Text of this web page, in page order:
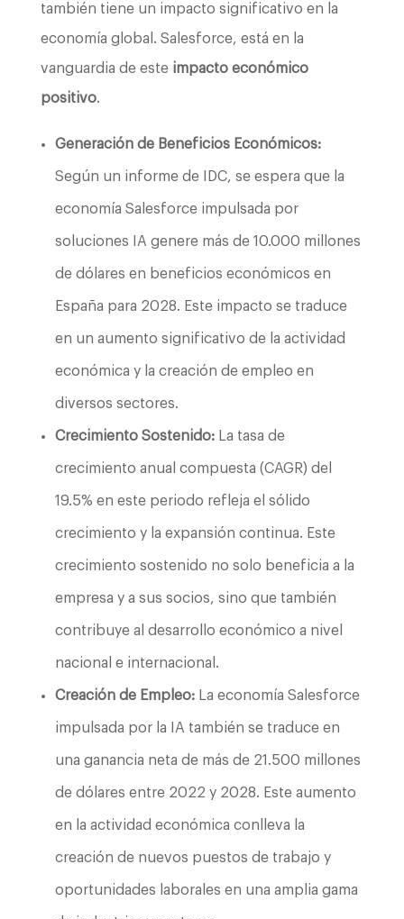
también tiene un impacto significativo en la
economía global. Salesforce, está en la
vanguardia de esteimpacto económico
positivo.
Generación de Beneficios Económicos:
Según un informe de IDC, se espera que la
economía Salesforce impulsada por
soluciones IA genere más de 10.000 millones
de dólares en beneficios económicos en
España para 2028. Este impacto se traduce
en un aumento significativo de la actividad
económica y la creación de empleo en
diversos sectores.
Crecimiento Sostenido:La tasa de
crecimiento anual compuesta (CAGR) del
19.5% en este periodo refleja el sólido
crecimiento y la expansión continua. Este
crecimiento sostenido no solo beneficia a la
empresa y a sus socios, sino que también
contribuye al desarrollo económico a nivel
nacional e internacional.
Creación de Empleo:La economía Salesforce
impulsada por la IA también se traduce en
una ganancia neta de más de 21.500 millones
de dólares entre 2022 y 2028. Este aumento
en la actividad económica conlleva la
creación de nuevos puestos de trabajo y
oportunidades laborales en una amplia gama